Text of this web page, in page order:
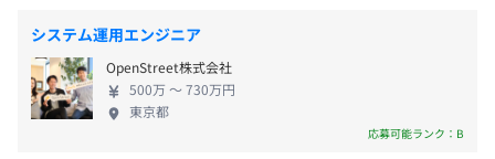
制度を用意しています。
■自社e-learningサービスと常駐講師のフォロー
独自開発の「DAWN（ドーン）」は、さまざまなIT業務に
従事する上でベースとなる知識を演習をまじえて培ってい
年1回、昇給のチャンスがあります。
キル・経験から逆算して、理想のキャリアに近づく
ためのフォローをしています。「業界のリアルな最新
情報」と「対話を積み重ねること」を大切にし、エ
ンジニアとの面談に臨みます。ご本人の要望に応じて
幅広い案件を提案し、チャレンジしたい仕事があれ
システム運用エンジニア
OpenStreet株式会社
500万 〜 730万円
東京都
応募可能ランク：B